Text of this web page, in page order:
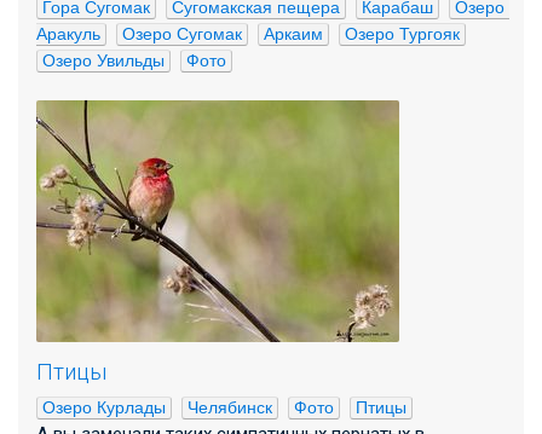
Гора Сугомак
Сугомакская пещера Карабаш
Озеро
Аракуль
Озеро Сугомак Аркаим
Озеро Тургояк
Озеро Увильды
Фото
Птицы
Озеро Курлады Челябинск Фото Птицы